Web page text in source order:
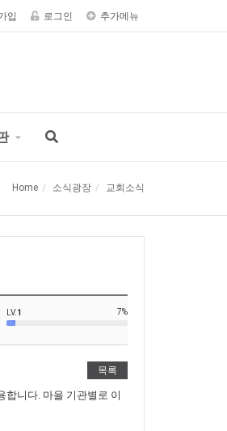
입 로그인 추가메뉴
Home 소식광장 교회소식
LV.1 7%
목록
합니다. 마을 기관별로 이